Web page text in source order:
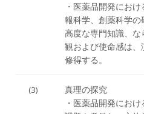
・医薬品開発にお
報科学、創薬科学
高度な専門知識、
観および使命感は、
修得する。
(3)
真理の探究
・医薬品開発にお